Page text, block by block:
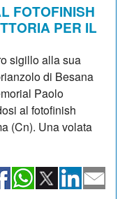
FOTOFINISH
PER IL
sigillo alla sua
di Besana
Paolo
al fotofinish
(Cn). Una volata